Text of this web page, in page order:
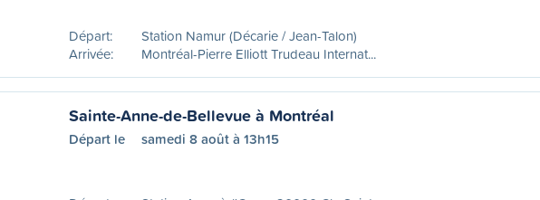
Départ:
Station Namur (Décarie / Jean-Talon)
Arrivée:
Montréal-Pierre Elliott Trudeau Internat...
Sainte-Anne-de-Bellevue à Montréal
Départ le samedi 8 août à 13h15